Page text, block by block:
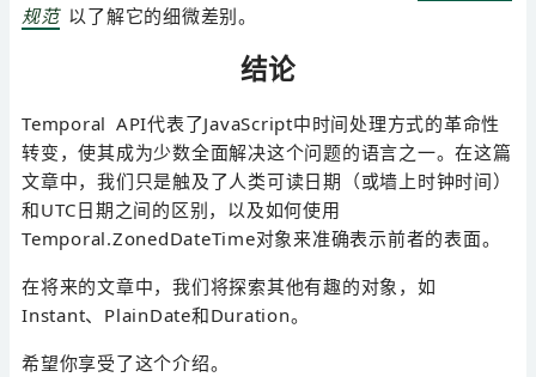
规范以了解它的细微差别。
结论
Temporal API代表了JavaScript中时间处理方式的革命性
转变，使其成为少数全面解决这个问题的语言之一。在这篇
文章中，我们只是触及了人类可读日期（或墙上时钟时间）
和UTC日期之间的区别，以及如何使用
Temporal.ZonedDateTime对象来准确表示前者的表面。
在将来的文章中，我们将探索其他有趣的对象，如
Instant、PlainDate和Duration。
希望你享受了这个介绍。